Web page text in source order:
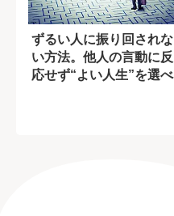
ずるい人に振り回されな
い方法。他人の言動に反
応せず“よい人生”を選べ